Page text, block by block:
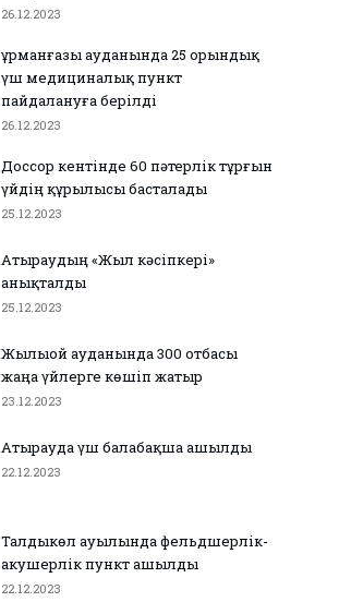
26.12.2023
Құрманғазы ауданында 25 орындық
үш медициналық пункт
пайдалануға берілді
26.12.2023
Доссор кентінде 60 пәтерлік тұрғын
үйдің құрылысы басталады
25.12.2023
Атыраудың «Жыл кәсіпкері»
анықталды
25.12.2023
Жылыой ауданында 300 отбасы
жаңа үйлерге көшіп жатыр
23.12.2023
Атырауда үш балабақша ашылды
22.12.2023
Талдыкөл ауылында фельдшерлік-
акушерлік пункт ашылды
22.12.2023